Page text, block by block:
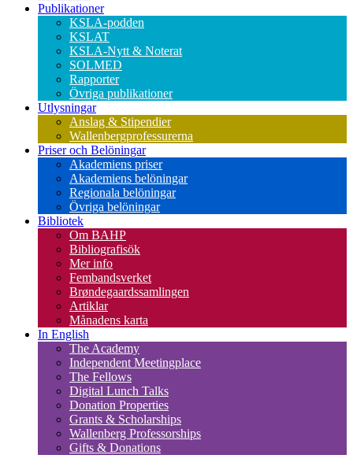
Publikationer
KSLA-podden
KSLAT
KSLA-Nytt & Noterat
SOLMED
Rapporter
Övriga publikationer
Utlysningar
Anslag & Stipendier
Wallenbergprofessurerna
Priser och Belöningar
Akademiens priser
Akademiens belöningar
Regionala belöningar
Övriga belöningar
Bibliotek
Om BAHP
Bibliografisök
Mer info
Fembandsverket
Brøndegaardssamlingen
Artiklar
Månadens karta
In English
The Academy
Independent Meetingplace
The Fellows
Digital Lunch Talks
Donation Properties
Grants & Scholarships
Wallenberg Professorships
Gifts & Donations